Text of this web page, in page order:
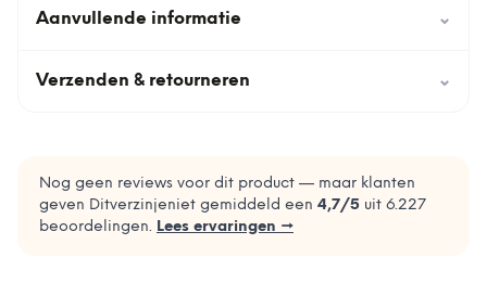
Aanvullende informatie ⌄
Verzenden & retourneren ⌄
Nog geen reviews voor dit product — maar klanten
geven Ditverzinjeniet gemiddeld een 4,7/5 uit 6.227
beoordelingen. Lees ervaringen →